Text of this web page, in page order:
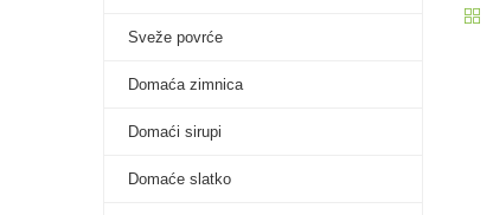
Sveže povrće
Domaća zimnica
Domaći sirupi
Domaće slatko